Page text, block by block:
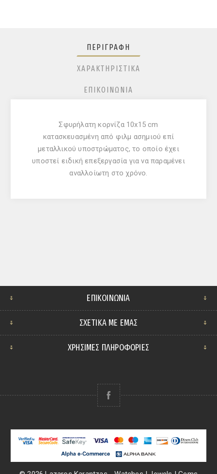
ΠΕΡΙΓΡΑΦΉ
ΧΑΡΑΚΤΗΡΙΣΤΙΚΆ
ΕΠΙΚΟΙΝΩΝΊΑ
Σφυρήλατη κορνίζα 10x15 cm
κατασκευασμένη από φιλμ ασημιού επί
μεταλλικού υποστρώματος, το οποίο έχει
υποστεί ειδική επεξεργασία για να παραμένει
αναλλοίωτη στο χρόνο.
ΕΠΙΚΟΙΝΩΝΊΑ
ΣΧΕΤΙΚΆ ΜΕ ΕΜΆΣ
ΧΡΗΣΙΜΕΣ ΠΛΗΡΟΦΟΡΙΕΣ